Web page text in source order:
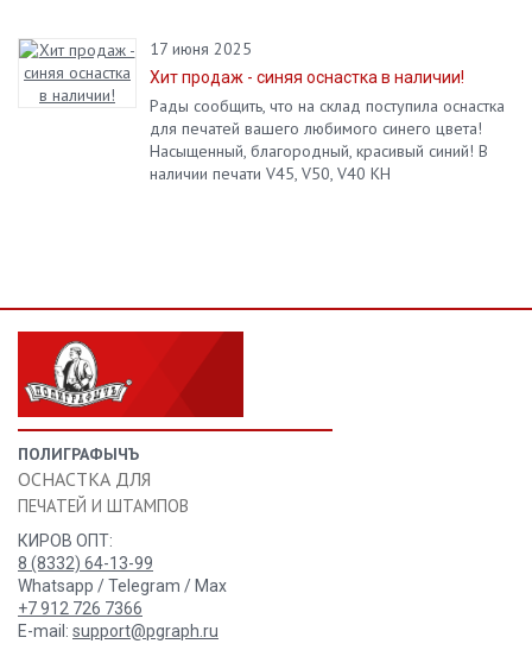
17 июня 2025
Хит продаж - синяя оснастка в наличии!
Рады сообщить, что на склад поступила оснастка
для печатей вашего любимого синего цвета!
Насыщенный, благородный, красивый синий! В
наличии печати V45, V50, V40 KH
ПОЛИГРАФЫЧЪ
ОСНАСТКА ДЛЯ
ПЕЧАТЕЙ И ШТАМПОВ
КИРОВ ОПТ:
8 (8332) 64-13-99
Whatsapp / Telegram / Max
+7 912 726 7366
E-mail: support@pgraph.ru